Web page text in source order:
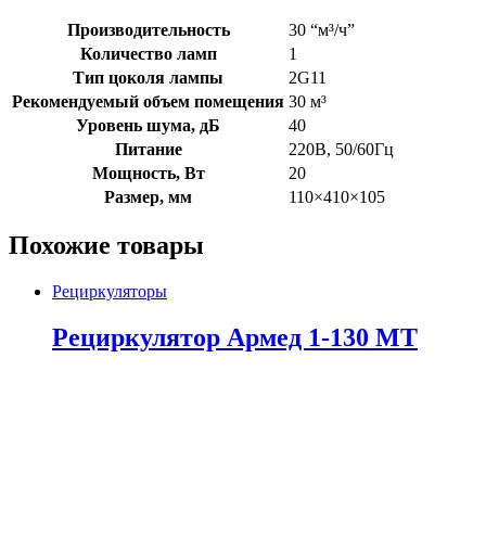
Производительность
30 “м³/ч”
Количество ламп
1
Тип цоколя лампы
2G11
Рекомендуемый объем помещения 30 м³
Уровень шума, дБ
40
Питание
220В, 50/60Гц
Мощность, Вт
20
Размер, мм
110×410×105
Похожие товары
Рециркуляторы
Рециркулятор Армед 1-130 МТ